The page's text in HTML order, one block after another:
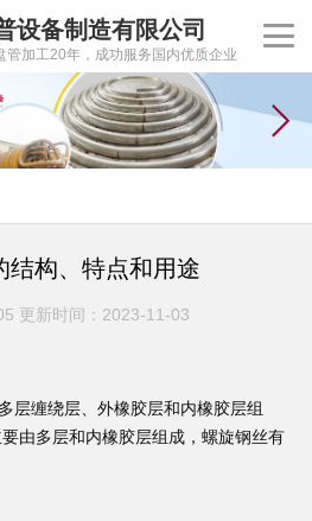
设备制造有限公司
管加工20年，成功服务国内优质企业
结构、特点和用途
更新时间：2023-11-03
缠绕层、外橡胶层和内橡胶层组
由多层和内橡胶层组成，螺旋钢丝有
能。